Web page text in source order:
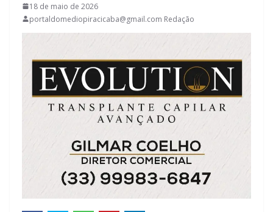
18 de maio de 2026
portaldomediopiracicaba@gmail.com Redação